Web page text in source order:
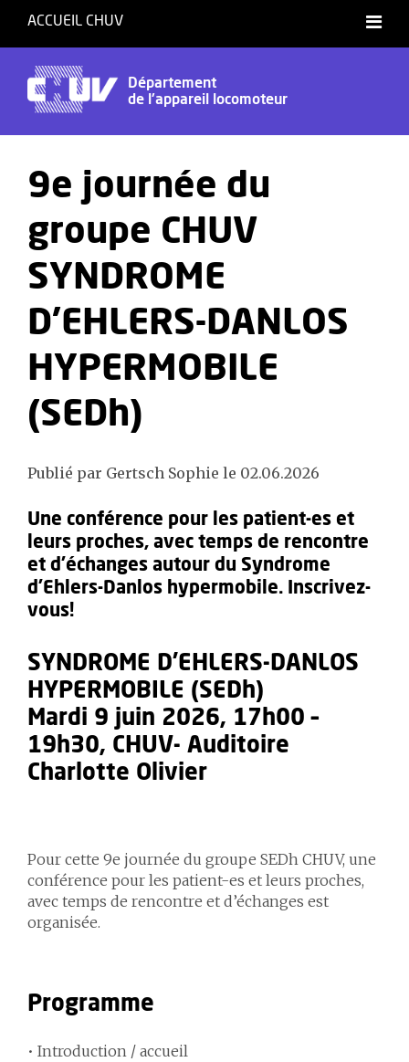
ACCUEIL CHUV
Département
de l'appareil locomoteur
9e journée du
groupe CHUV
SYNDROME
D’EHLERS-DANLOS
HYPERMOBILE
(SEDh)
Publié par Gertsch Sophie le 02.06.2026
Une conférence pour les patient-es et
leurs proches, avec temps de rencontre
et d’échanges autour du Syndrome
d'Ehlers-Danlos hypermobile. Inscrivez-
vous!
SYNDROME D’EHLERS-DANLOS
HYPERMOBILE (SEDh)
Mardi 9 juin 2026, 17h00 –
19h30, CHUV- Auditoire
Charlotte Olivier
Pour cette 9e journée du groupe SEDh CHUV, une
conférence pour les patient-es et leurs proches,
avec temps de rencontre et d’échanges est
organisée.
Programme
• Introduction / accueil